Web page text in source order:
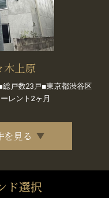
木上原
戸数23戸■東京都渋谷区
レント2ヶ月
を見る
ド選択